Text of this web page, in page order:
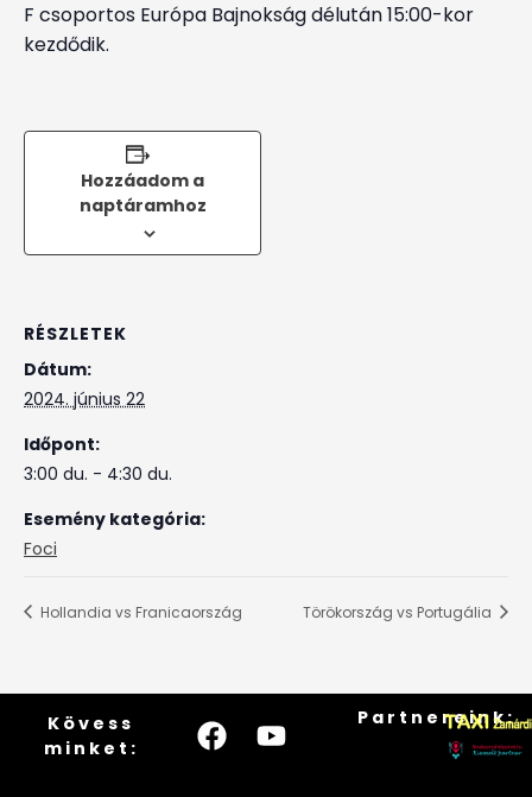
F csoportos Európa Bajnokság délután 15:00-kor
kezdődik.
Hozzáadom a
naptáramhoz
RÉSZLETEK
Dátum:
2024. június 22
Időpont:
3:00 du. - 4:30 du.
Esemény kategória:
Foci
Hollandia vs Franicaország Törökország vs Portugália
Kövess
minket:
Partnereink: